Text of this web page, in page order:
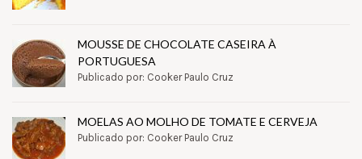
MOUSSE DE CHOCOLATE CASEIRA À
PORTUGUESA
Publicado por: Cooker Paulo Cruz
MOELAS AO MOLHO DE TOMATE E CERVEJA
Publicado por: Cooker Paulo Cruz